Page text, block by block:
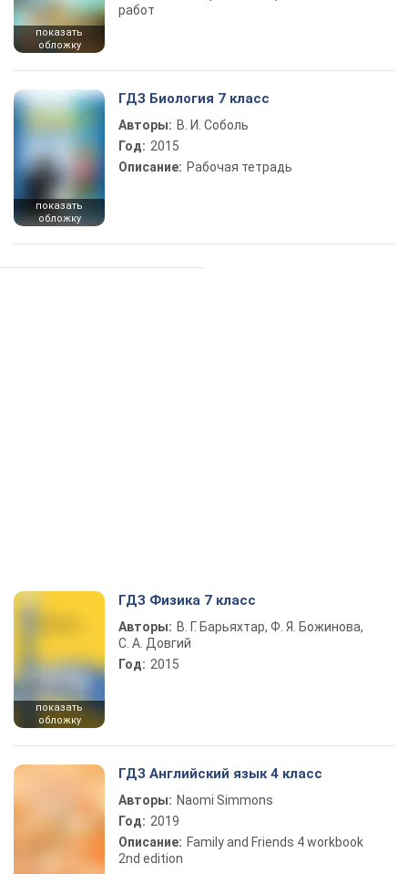
показать
обложку
работ
показать
обложку
ГДЗ Биология 7 класс
Авторы: В. И. Соболь
Год: 2015
Описание: Рабочая тетрадь
показать
обложку
ГДЗ Физика 7 класс
Авторы: В. Г. Барьяхтар, Ф. Я. Божинова,
С. А. Довгий
Год: 2015
ГДЗ Английский язык 4 класс
Авторы: Naomi Simmons
Год: 2019
Описание: Family and Friends 4 workbook
2nd edition